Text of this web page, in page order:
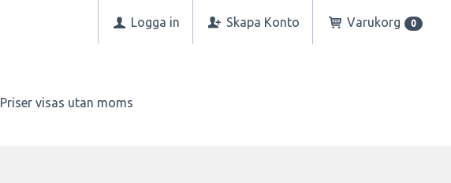
Logga in Skapa Konto Varukorg 0
Priser visas utan moms